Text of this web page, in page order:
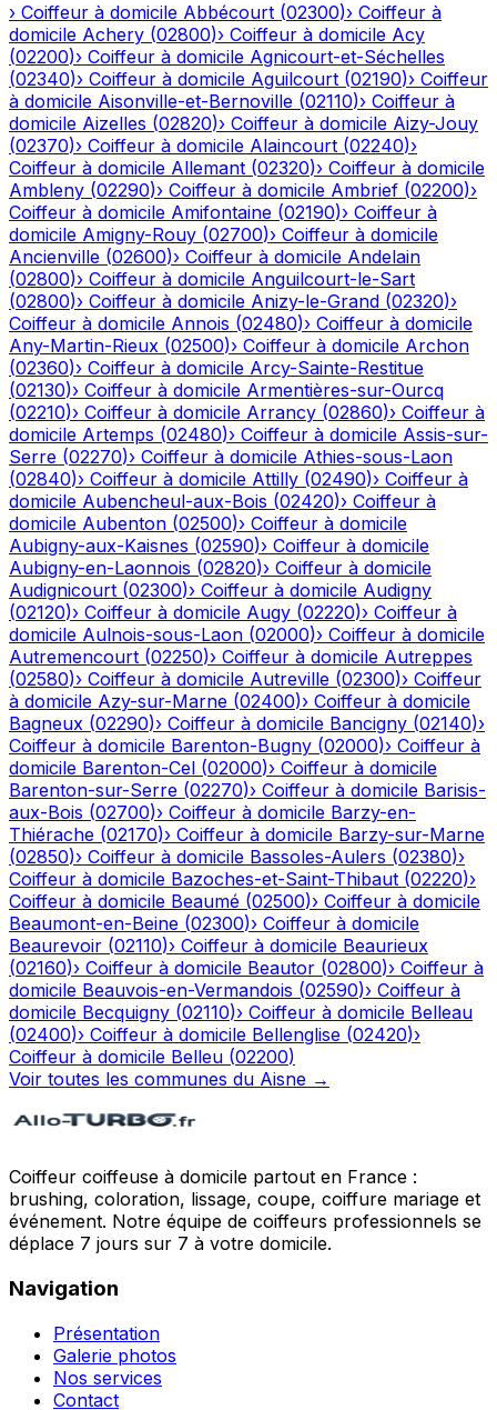
› Coiffeur à domicile Abbécourt (02300)› Coiffeur à
domicile Achery (02800)› Coiffeur à domicile Acy
(02200)› Coiffeur à domicile Agnicourt-et-Séchelles
(02340)› Coiffeur à domicile Aguilcourt (02190)› Coiffeur
à domicile Aisonville-et-Bernoville (02110)› Coiffeur à
domicile Aizelles (02820)› Coiffeur à domicile Aizy-Jouy
(02370)› Coiffeur à domicile Alaincourt (02240)›
Coiffeur à domicile Allemant (02320)› Coiffeur à domicile
Ambleny (02290)› Coiffeur à domicile Ambrief (02200)›
Coiffeur à domicile Amifontaine (02190)› Coiffeur à
domicile Amigny-Rouy (02700)› Coiffeur à domicile
Ancienville (02600)› Coiffeur à domicile Andelain
(02800)› Coiffeur à domicile Anguilcourt-le-Sart
(02800)› Coiffeur à domicile Anizy-le-Grand (02320)›
Coiffeur à domicile Annois (02480)› Coiffeur à domicile
Any-Martin-Rieux (02500)› Coiffeur à domicile Archon
(02360)› Coiffeur à domicile Arcy-Sainte-Restitue
(02130)› Coiffeur à domicile Armentières-sur-Ourcq
(02210)› Coiffeur à domicile Arrancy (02860)› Coiffeur à
domicile Artemps (02480)› Coiffeur à domicile Assis-sur-
Serre (02270)› Coiffeur à domicile Athies-sous-Laon
(02840)› Coiffeur à domicile Attilly (02490)› Coiffeur à
domicile Aubencheul-aux-Bois (02420)› Coiffeur à
domicile Aubenton (02500)› Coiffeur à domicile
Aubigny-aux-Kaisnes (02590)› Coiffeur à domicile
Aubigny-en-Laonnois (02820)› Coiffeur à domicile
Audignicourt (02300)› Coiffeur à domicile Audigny
(02120)› Coiffeur à domicile Augy (02220)› Coiffeur à
domicile Aulnois-sous-Laon (02000)› Coiffeur à domicile
Autremencourt (02250)› Coiffeur à domicile Autreppes
(02580)› Coiffeur à domicile Autreville (02300)› Coiffeur
à domicile Azy-sur-Marne (02400)› Coiffeur à domicile
Bagneux (02290)› Coiffeur à domicile Bancigny (02140)›
Coiffeur à domicile Barenton-Bugny (02000)› Coiffeur à
domicile Barenton-Cel (02000)› Coiffeur à domicile
Barenton-sur-Serre (02270)› Coiffeur à domicile Barisis-
aux-Bois (02700)› Coiffeur à domicile Barzy-en-
Thiérache (02170)› Coiffeur à domicile Barzy-sur-Marne
(02850)› Coiffeur à domicile Bassoles-Aulers (02380)›
Coiffeur à domicile Bazoches-et-Saint-Thibaut (02220)›
Coiffeur à domicile Beaumé (02500)› Coiffeur à domicile
Beaumont-en-Beine (02300)› Coiffeur à domicile
Beaurevoir (02110)› Coiffeur à domicile Beaurieux
(02160)› Coiffeur à domicile Beautor (02800)› Coiffeur à
domicile Beauvois-en-Vermandois (02590)› Coiffeur à
domicile Becquigny (02110)› Coiffeur à domicile Belleau
(02400)› Coiffeur à domicile Bellenglise (02420)›
Coiffeur à domicile Belleu (02200)
Voir toutes les communes du Aisne →
Coiffeur coiffeuse à domicile partout en France :
brushing, coloration, lissage, coupe, coiffure mariage et
événement. Notre équipe de coiffeurs professionnels se
déplace 7 jours sur 7 à votre domicile.
Navigation
Présentation
Galerie photos
Nos services
Contact